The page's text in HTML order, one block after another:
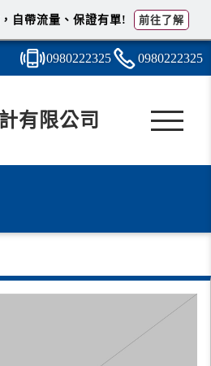
0980222325 0980222325
有限公司
自帶流量、保證有單! 前往了解